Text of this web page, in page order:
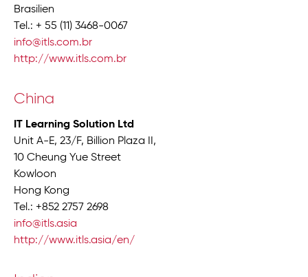
Brasilien
Tel.: + 55 (11) 3468-0067
info@itls.com.br
http://www.itls.com.br
China
IT Learning Solution Ltd
Unit A-E, 23/F, Billion Plaza II,
10 Cheung Yue Street
Kowloon
Hong Kong
Tel.: +852 2757 2698
info@itls.asia
http://www.itls.asia/en/